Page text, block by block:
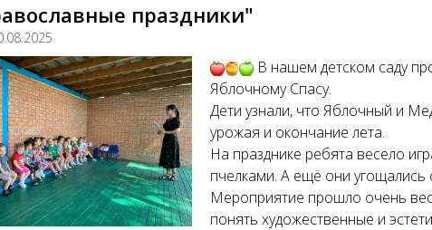
праздники"
В нашем детском саду
Яблочному Спасу.
Дети узнали, что Яблочный и
урожая и окончание лета.
На празднике ребята весело
пчелками. А ещё они
Мероприятие прошло очень
понять художественные и